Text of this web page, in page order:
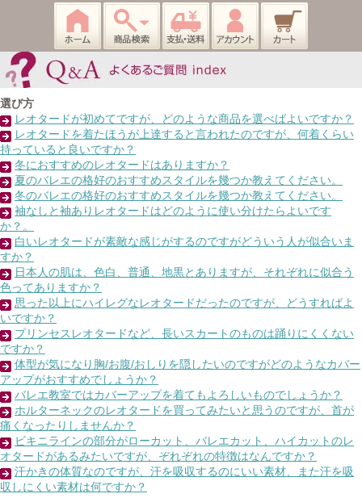
選び方
レオタードが初めてですが、どのような商品を選べばよいですか？
レオタードを着たほうが上達すると言われたのですが、何着くらい
持っていると良いですか？
冬におすすめのレオタードはありますか？
夏のバレエの格好のおすすめスタイルを幾つか教えてください。
冬のバレエの格好のおすすめスタイルを幾つか教えてください。
袖なしと袖ありレオタードはどのように使い分けたらよいです
か？。
白いレオタードが素敵な感じがするのですがどういう人が似合いま
すか？
日本人の肌は、色白、普通、地黒とありますが、それぞれに似合う
色ってありますか？
思った以上にハイレグなレオタードだったのですが、どうすればよ
いですか？
プリンセスレオタードなど、長いスカートのものは踊りにくくない
ですか？
体型が気になり胸/お腹/おしりを隠したいのですがどのようなカバー
アップがおすすめでしょうか？
バレエ教室ではカバーアップを着てもよろしいものでしょうか？
ホルターネックのレオタードを買ってみたいと思うのですが、首が
痛くなったりしませんか？
ビキニラインの部分がローカット、バレエカット、ハイカットのレ
オタードがあるみたいですが、ぞれぞれの特徴はなんですか？
汗かきの体質なのですが、汗を吸収するのにいい素材、また汗を吸
収しにくい素材は何ですか？